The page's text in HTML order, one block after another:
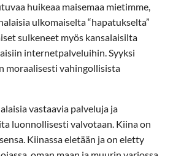
huikeaa maisemaa mietimme,
ulkomaiselta “hapatukselta”
sulkeneet myös kansalaisilta
internetpalveluihin. Syyksi
moraalisesti vahingollisista
vastaavia palveluja ja
luonnollisesti valvotaan. Kiina on
Kiinassa eletään ja on eletty